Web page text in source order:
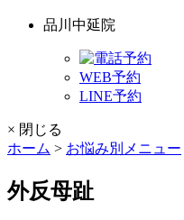
品川中延院
WEB予約
LINE予約
× 閉じる
ホーム > お悩み別メニュー
外反母趾